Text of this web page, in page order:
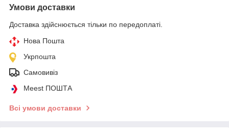
Умови доставки
Доставка здійснюється тільки по передоплаті.
Нова Пошта
Укрпошта
Самовивіз
Meest ПОШТА
Всі умови доставки